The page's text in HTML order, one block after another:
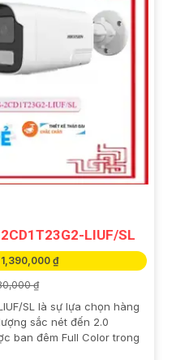
LIUF/SL
1,390,000 ₫
₫
SL là sự lựa chọn hàng
sắc nét đến 2.0
ban đêm Full Color trong